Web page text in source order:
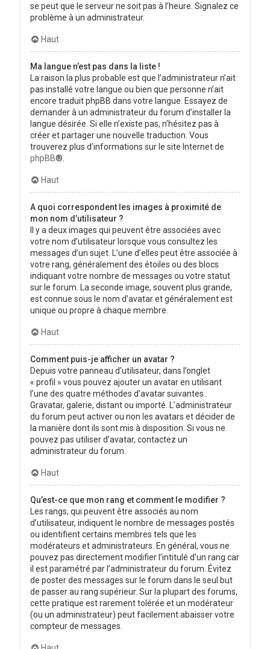
se peut que le serveur ne soit pas à l’heure. Signalez ce
problème à un administrateur.
Haut
Ma langue n’est pas dans la liste !
La raison la plus probable est que l’administrateur n’ait
pas installé votre langue ou bien que personne n’ait
encore traduit phpBB dans votre langue. Essayez de
demander à un administrateur du forum d’installer la
langue désirée. Si elle n’existe pas, n’hésitez pas à
créer et partager une nouvelle traduction. Vous
trouverez plus d’informations sur le site Internet de
phpBB®.
Haut
A quoi correspondent les images à proximité de
mon nom d’utilisateur ?
Il y a deux images qui peuvent être associées avec
votre nom d’utilisateur lorsque vous consultez les
messages d’un sujet. L’une d’elles peut être associée à
votre rang, généralement des étoiles ou des blocs
indiquant votre nombre de messages ou votre statut
sur le forum. La seconde image, souvent plus grande,
est connue sous le nom d’avatar et généralement est
unique ou propre à chaque membre.
Haut
Comment puis-je afficher un avatar ?
Depuis votre panneau d’utilisateur, dans l’onglet
« profil » vous pouvez ajouter un avatar en utilisant
l’une des quatre méthodes d’avatar suivantes :
Gravatar, galerie, distant ou importé. L’administrateur
du forum peut activer ou non les avatars et décider de
la manière dont ils sont mis à disposition. Si vous ne
pouvez pas utiliser d’avatar, contactez un
administrateur du forum.
Haut
Qu’est-ce que mon rang et comment le modifier ?
Les rangs, qui peuvent être associés au nom
d’utilisateur, indiquent le nombre de messages postés
ou identifient certains membres tels que les
modérateurs et administrateurs. En général, vous ne
pouvez pas directement modifier l’intitulé d’un rang car
il est paramétré par l’administrateur du forum. Évitez
de poster des messages sur le forum dans le seul but
de passer au rang supérieur. Sur la plupart des forums,
cette pratique est rarement tolérée et un modérateur
(ou un administrateur) peut facilement abaisser votre
compteur de messages.